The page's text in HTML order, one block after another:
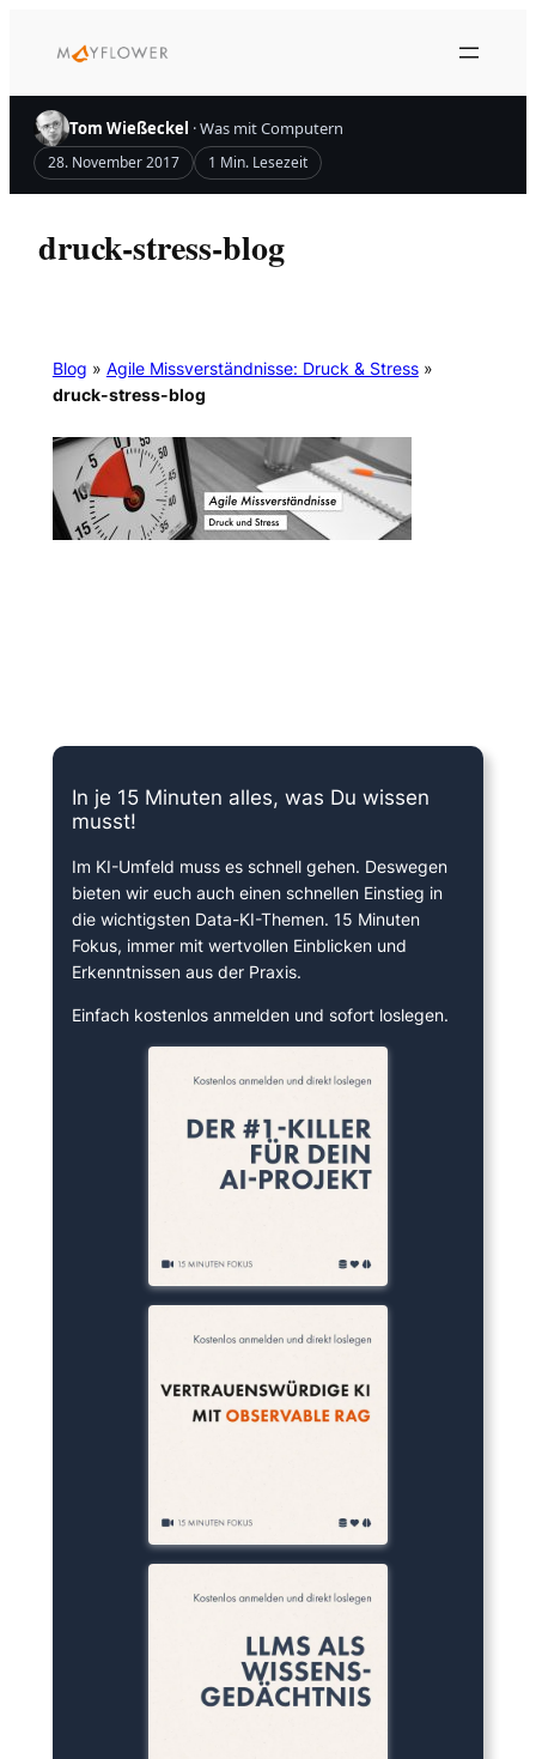
Inhalt
Tom Wießeckel · Was mit Computern
28. November 2017 1 Min. Lesezeit
druck-stress-blog
Blog » Agile Missverständnisse: Druck & Stress»
druck-stress-blog
In je 15 Minuten alles, was Du wissen
musst!
Im KI-Umfeld muss es schnell gehen. Deswegen
bieten wir euch auch einen schnellen Einstieg in
die wichtigsten Data-KI-Themen. 15 Minuten
Fokus, immer mit wertvollen Einblicken und
Erkenntnissen aus der Praxis.
Einfach kostenlos anmelden und sofort loslegen.